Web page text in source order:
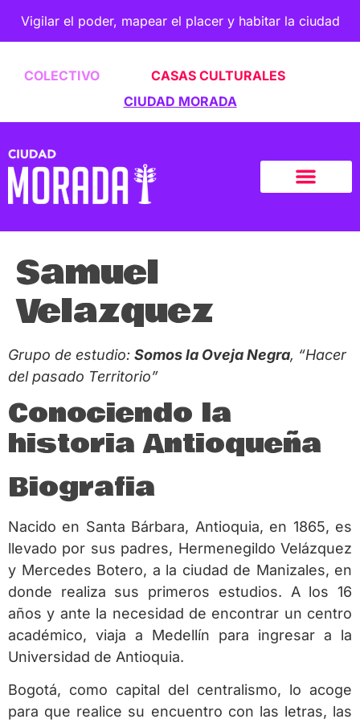
Vigilar el poder, mapear el placer y habitar la ciudad
COLECTIVO
CASAS CULTURALES
CIUDAD MORADA
Samuel
Velazquez
Grupo de estudio: Somos la Oveja Negra, “Hacer
del pasado Territorio”
Conociendo la
historia Antioqueña
Biografia
Nacido en Santa Bárbara, Antioquia, en 1865, es
llevado por sus padres, Hermenegildo Velázquez
y Mercedes Botero, a la ciudad de Manizales, en
donde realiza sus primeros estudios. A los 16
años y ante la necesidad de encontrar un centro
académico, viaja a Medellín para ingresar a la
Universidad de Antioquia.
Bogotá, como capital del centralismo, lo acoge
para que realice su encuentro con las letras, las